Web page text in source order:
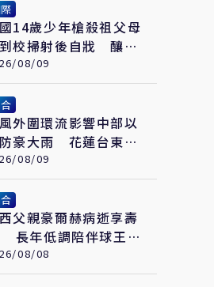
14歲少年槍殺祖父母
校掃射後自戕 釀10
30傷
08/09
外圍環流影響中部以
豪大雨 花蓮台東需
風
08/09
父親豪爾赫病逝享壽
長年低調陪伴球王走
業生涯
08/08